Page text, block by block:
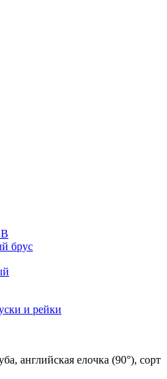
брус
и рейки
английская елочка (90°), сорт